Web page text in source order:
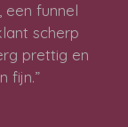
een funnel
scherp
prettig en
fijn.”